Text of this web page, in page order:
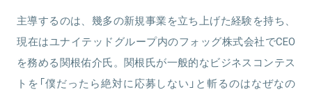
主導するのは、幾多の新規事業を立ち上げた経験を持ち、
現在はユナイテッドグループ内のフォッグ株式会社でCEO
を務める関根佑介氏。関根氏が一般的なビジネスコンテス
トを「僕だったら絶対に応募しない」と斬るのはなぜなの